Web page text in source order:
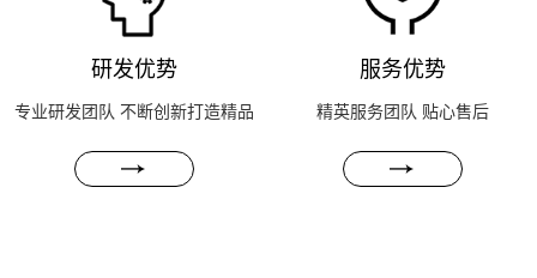
研发优势
专业研发团队 不断创新打造精品
服务优势
精英服务团队 贴心售后